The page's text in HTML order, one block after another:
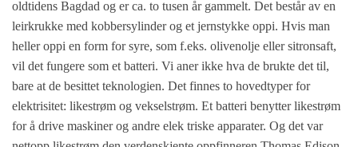
oldtidens Bagdad og er ca. to tusen år gammelt. Det består av en
leirkrukke med kobbersylinder og et jernstykke oppi. Hvis man
heller oppi en form for syre, som f.eks. olivenolje eller sitronsaft,
vil det fungere som et batteri. Vi aner ikke hva de brukte det til,
bare at de besittet teknologien. Det finnes to hovedtyper for
elektrisitet: likestrøm og vekselstrøm. Et batteri benytter likestrøm
for å drive maskiner og andre elek triske apparater. Og det var